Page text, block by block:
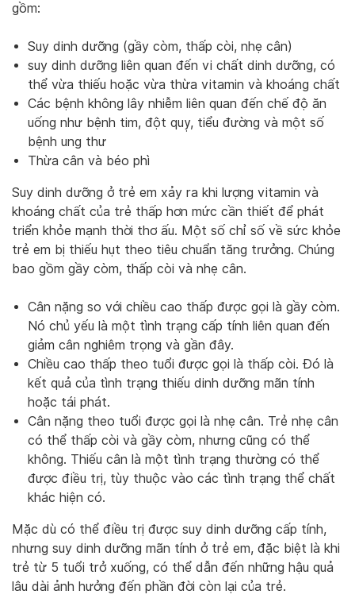
gồm:
Suy dinh dưỡng (gầy còm, thấp còi, nhẹ cân)
suy dinh dưỡng liên quan đến vi chất dinh dưỡng, có
thể vừa thiếu hoặc vừa thừa vitamin và khoáng chất
Các bệnh không lây nhiễm liên quan đến chế độ ăn
uống như bệnh tim, đột quỵ, tiểu đường và một số
bệnh ung thư
Thừa cân và béo phì
Suy dinh dưỡng ở trẻ em xảy ra khi lượng vitamin và
khoáng chất của trẻ thấp hơn mức cần thiết để phát
triển khỏe mạnh thời thơ ấu. Một số chỉ số về sức khỏe
trẻ em bị thiếu hụt theo tiêu chuẩn tăng trưởng. Chúng
bao gồm gầy còm, thấp còi và nhẹ cân.
Cân nặng so với chiều cao thấp được gọi là gầy còm.
Nó chủ yếu là một tình trạng cấp tính liên quan đến
giảm cân nghiêm trọng và gần đây.
Chiều cao thấp theo tuổi được gọi là thấp còi. Đó là
kết quả của tình trạng thiếu dinh dưỡng mãn tính
hoặc tái phát.
Cân nặng theo tuổi được gọi là nhẹ cân. Trẻ nhẹ cân
có thể thấp còi và gầy còm, nhưng cũng có thể
không. Thiếu cân là một tình trạng thường có thể
được điều trị, tùy thuộc vào các tình trạng thể chất
khác hiện có.
Mặc dù có thể điều trị được suy dinh dưỡng cấp tính,
nhưng suy dinh dưỡng mãn tính ở trẻ em, đặc biệt là khi
trẻ từ 5 tuổi trở xuống, có thể dẫn đến những hậu quả
lâu dài ảnh hưởng đến phần đời còn lại của trẻ.